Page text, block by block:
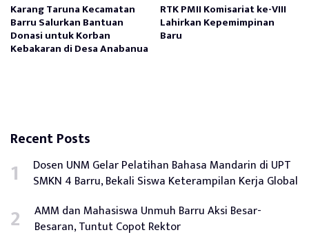
Karang Taruna Kecamatan
Barru Salurkan Bantuan
Donasi untuk Korban
Kebakaran di Desa Anabanua
RTK PMII Komisariat ke-VIII
Lahirkan Kepemimpinan
Baru
Recent Posts
Dosen UNM Gelar Pelatihan Bahasa Mandarin di UPT
SMKN 4 Barru, Bekali Siswa Keterampilan Kerja Global
AMM dan Mahasiswa Unmuh Barru Aksi Besar-
Besaran, Tuntut Copot Rektor